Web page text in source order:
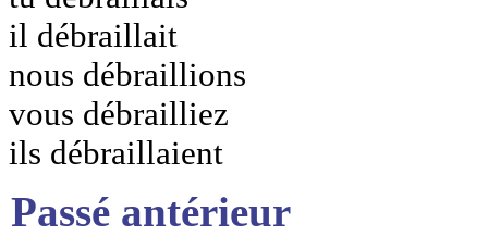
il débraillait
nous débraillions
vous débrailliez
ils débraillaient
Passé antérieur